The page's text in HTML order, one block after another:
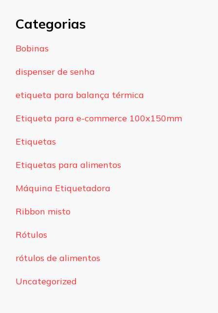
Categorias
Bobinas
dispenser de senha
etiqueta para balança térmica
Etiqueta para e-commerce 100x150mm
Etiquetas
Etiquetas para alimentos
Máquina Etiquetadora
Ribbon misto
Rótulos
rótulos de alimentos
Uncategorized